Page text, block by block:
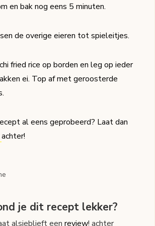
en bak nog eens 5 minuten.
de overige eieren tot spieleitjes.
fried rice op borden en leg op ieder
ei. Top af met geroosterde
al eens geprobeerd? Laat dan
achter!
je dit recept lekker?
alsjeblieft eenreview! achter